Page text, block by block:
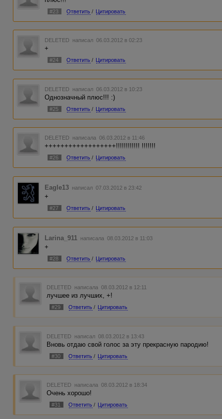
#23 Ответить / Цитировать
DELETED написал 06.03.2012 в 02:23
+
#24 Ответить / Цитировать
DELETED написал 06.03.2012 в 10:23
Однозначный плюс!!! :)
#25 Ответить / Цитировать
DELETED написала 06.03.2012 в 11:46
++++++++++++++++++!!!!!!!!!!!! !!!!!!!
#26 Ответить / Цитировать
Eagle13 написал 07.03.2012 в 23:42
+
#27 Ответить / Цитировать
Larina_911 написала 08.03.2012 в 11:03
+
#28 Ответить / Цитировать
DELETED написала 08.03.2012 в 12:11
лучшее из лучших, +!
#29 Ответить / Цитировать
DELETED написал 08.03.2012 в 13:43
Вновь отдаю свой голос за эту прекрасную пародию!
#30 Ответить / Цитировать
DELETED написала 08.03.2012 в 18:34
Очень хорошо!
#31 Ответить / Цитировать